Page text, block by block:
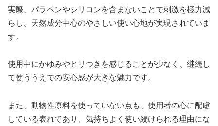
実際、パラベンやシリコンを含まないことで刺激を極力減
らし、天然成分中心のやさしい使い心地が実現されていま
す。
使用中にかゆみやヒリつきを感じることが少なく、継続し
て使ううえでの安心感が大きな魅力です。
また、動物性原料を使っていない点も、使用者の心に配慮
している表れであり、気持ちよく使い続けられる理由にな